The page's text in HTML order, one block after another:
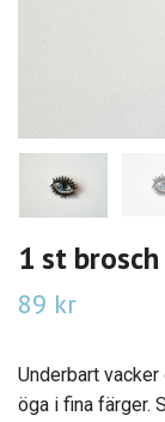
1 st
89 kr
Underbart
öga i fina färger.